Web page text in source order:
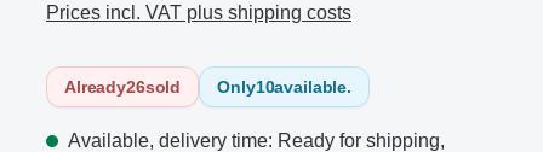
Prices incl. VAT plus shipping costs
Already26sold Only10available.
Available, delivery time: Ready for shipping,